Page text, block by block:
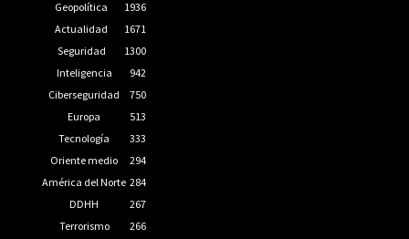
Geopolítica
1936
Actualidad
1671
Seguridad
1300
Inteligencia
942
Ciberseguridad
750
Europa
513
Tecnología
333
Oriente medio
294
América del Norte 284
DDHH
267
Terrorismo
266